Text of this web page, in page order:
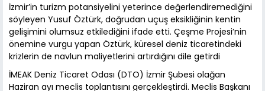
İzmir’in turizm potansiyelini yeterince değerlendiremediğini
söyleyen Yusuf Öztürk, doğrudan uçuş eksikliğinin kentin
gelişimini olumsuz etkilediğini ifade etti. Çeşme Projesi’nin
önemine vurgu yapan Öztürk, küresel deniz ticaretindeki
krizlerin de navlun maliyetlerini artırdığını dile getirdi
İMEAK Deniz Ticaret Odası (DTO) İzmir Şubesi olağan
Haziran ayı meclis toplantısını gerçekleştirdi. Meclis Başkanı